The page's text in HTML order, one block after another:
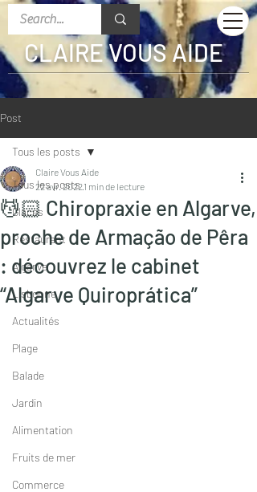
CLAIRE VOUS AIDE
Post
Tous les posts
Glaces
Restaurant
Algarve
Lisbonne
Actualités
Plage
Balade
Jardin
Alimentation
Fruits de mer
Commerce
Tous les posts
💆🏻 Chiropraxie en Algarve,
proche de Armação de Pêra
: découvrez le cabinet
“Algarve Quiroprática”
Claire Vous Aide
22 avr. 20221 min de lecture